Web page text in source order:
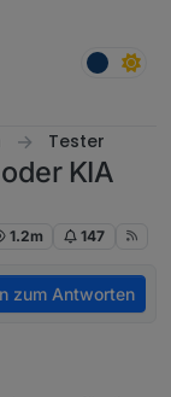
Tester
KIA
1.2m 147
zum Antworten